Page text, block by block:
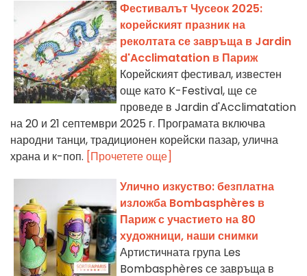
Фестивалът Чусеок 2025:
корейският празник на
реколтата се завръща в Jardin
d'Acclimatation в Париж
Корейският фестивал, известен
още като K-Festival, ще се
проведе в Jardin d'Acclimatation
на 20 и 21 септември 2025 г. Програмата включва
народни танци, традиционен корейски пазар, улична
храна и к-поп. [Прочетете още]
Улично изкуство: безплатна
изложба Bombasphères в
Париж с участието на 80
художници, наши снимки
Артистичната група Les
Bombasphères се завръща в